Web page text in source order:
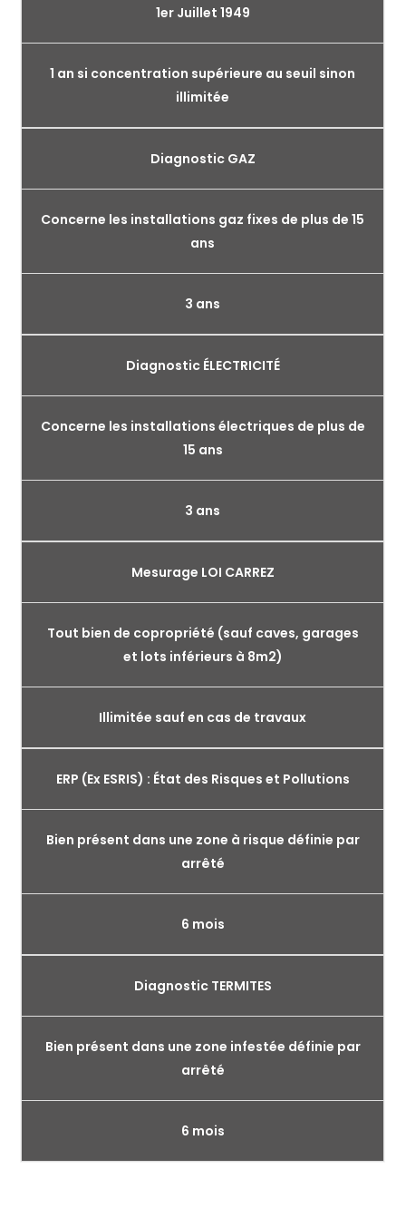
1er Juillet 1949
1 an si concentration supérieure au seuil sinon
illimitée
Diagnostic GAZ
Concerne les installations gaz fixes de plus de 15
ans
3 ans
Diagnostic ÉLECTRICITÉ
Concerne les installations électriques de plus de
15 ans
3 ans
Mesurage LOI CARREZ
Tout bien de copropriété (sauf caves, garages
et lots inférieurs à 8m2)
Illimitée sauf en cas de travaux
ERP (Ex ESRIS) : État des Risques et Pollutions
Bien présent dans une zone à risque définie par
arrêté
6 mois
Diagnostic TERMITES
Bien présent dans une zone infestée définie par
arrêté
6 mois